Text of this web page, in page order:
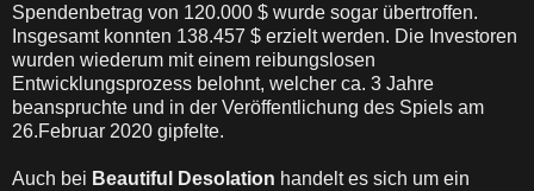
Spendenbetrag von 120.000 $ wurde sogar übertroffen.
Insgesamt konnten 138.457 $ erzielt werden. Die Investoren
wurden wiederum mit einem reibungslosen
Entwicklungsprozess belohnt, welcher ca. 3 Jahre
beanspruchte und in der Veröffentlichung des Spiels am
26.Februar 2020 gipfelte.
Auch bei Beautiful Desolation handelt es sich um ein